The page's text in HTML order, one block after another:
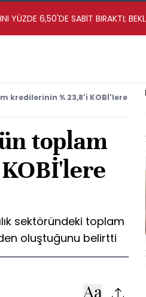
YÜZDE 6,50'DE SABİT BIRAKTI;
kredilerinin % 23,8'i KOBİ'lere
toplam
sektöründeki toplam
oluştuğunu belirtti